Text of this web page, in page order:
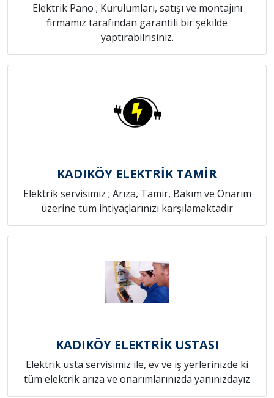
Elektrik Pano ; Kurulumları, satışı ve montajını
firmamız tarafından garantili bir şekilde
yaptırabilrisiniz.
KADIKÖY ELEKTRİK TAMİR
Elektrik servisimiz ; Arıza, Tamir, Bakım ve Onarım
üzerine tüm ihtiyaçlarınızı karşılamaktadır
KADIKÖY ELEKTRİK USTASI
Elektrik usta servisimiz ile, ev ve iş yerlerinizde ki
tüm elektrik arıza ve onarımlarınızda yanınızdayız